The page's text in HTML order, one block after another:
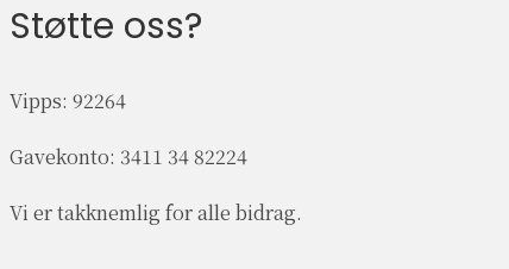
Støtte oss?
Vipps: 92264
Gavekonto: 3411 34 82224
Vi er takknemlig for alle bidrag.